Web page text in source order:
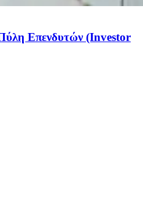
Επενδυτών (Investor